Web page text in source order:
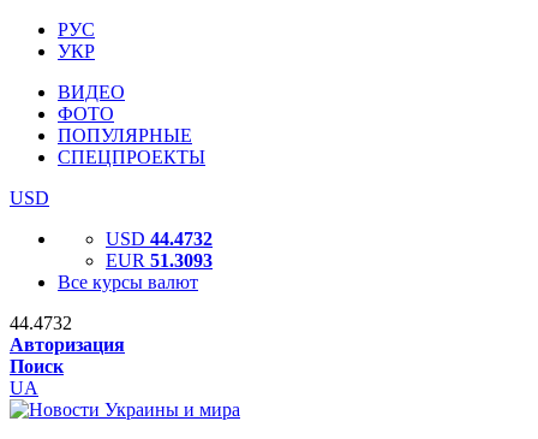
РУС
УКР
ВИДЕО
ФОТО
ПОПУЛЯРНЫЕ
СПЕЦПРОЕКТЫ
USD
USD 44.4732
EUR 51.3093
Все курсы валют
44.4732
Авторизация
Поиск
UA